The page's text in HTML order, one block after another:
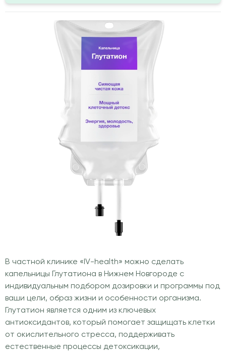
В частной клинике «IV-health» можно сделать
капельницы Глутатиона в Нижнем Новгороде с
индивидуальным подбором дозировки и программы под
ваши цели, образ жизни и особенности организма.
Глутатион является одним из ключевых
антиоксидантов, который помогает защищать клетки
от окислительного стресса, поддерживать
естественные процессы детоксикации,